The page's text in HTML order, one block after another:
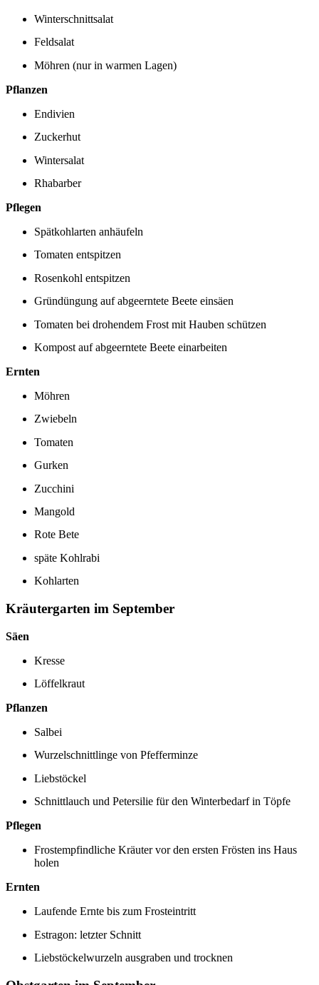
Winterschnittsalat
Feldsalat
Möhren (nur in warmen Lagen)
Pflanzen
Endivien
Zuckerhut
Wintersalat
Rhabarber
Pflegen
Spätkohlarten anhäufeln
Tomaten entspitzen
Rosenkohl entspitzen
Gründüngung auf abgeerntete Beete einsäen
Tomaten bei drohendem Frost mit Hauben schützen
Kompost auf abgeerntete Beete einarbeiten
Ernten
Möhren
Zwiebeln
Tomaten
Gurken
Zucchini
Mangold
Rote Bete
späte Kohlrabi
Kohlarten
Kräutergarten im September
Säen
Kresse
Löffelkraut
Pflanzen
Salbei
Wurzelschnittlinge von Pfefferminze
Liebstöckel
Schnittlauch und Petersilie für den Winterbedarf in Töpfe
Pflegen
Frostempfindliche Kräuter vor den ersten Frösten ins Haus
holen
Ernten
Laufende Ernte bis zum Frosteintritt
Estragon: letzter Schnitt
Liebstöckelwurzeln ausgraben und trocknen